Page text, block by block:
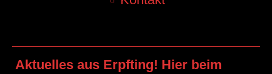
Aktuelles aus Erpfting! Hier beim